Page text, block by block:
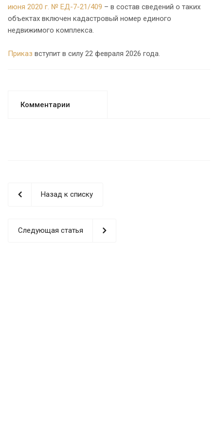
июня 2020 г. № ЕД-7-21/409 – в состав сведений о таких
объектах включен кадастровый номер единого
недвижимого комплекса.
Приказ вступит в силу 22 февраля 2026 года.
Комментарии
Назад к списку
Следующая статья